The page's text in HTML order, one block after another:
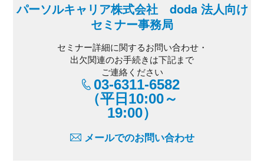
パーソルキャリア株式会社 doda 法人向け
セミナー事務局
セミナー詳細に関するお問い合わせ・
出欠関連のお手続きは下記まで
ご連絡ください
03-6311-6582
（平日10:00～
19:00）
メールでのお問い合わせ